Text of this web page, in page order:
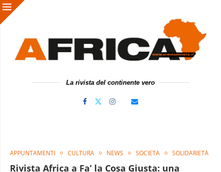
La rivista del continente vero
APPUNTAMENTI CULTURA NEWS SOCIETÀ SOLIDARIETÀ
Rivista Africa a Fa’ la Cosa Giusta: una